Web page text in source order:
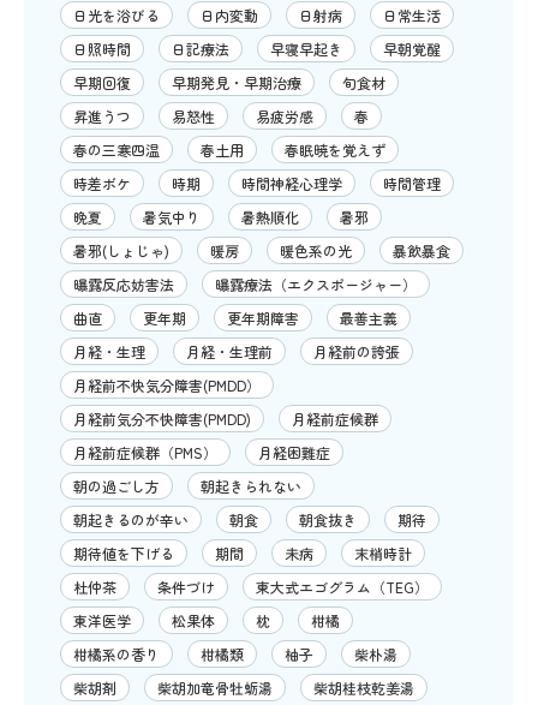
日光を浴びる
日内変動 日射病
日常生活
日照時間
日記療法 早寝早起き
早朝覚醒
早期回復
早期発見・早期治療
旬食材
昇進うつ
易怒性 易疲労感
春
春の三寒四温
春土用
春眠暁を覚えず
時差ボケ
時期 時間神経心理学
時間管理
晩夏
暑気中り 暑熱順化
暑邪
暑邪(しょじゃ)
暖房 暖色系の光
暴飲暴食
曝露反応妨害法
曝露療法（エクスポージャー）
曲直
更年期 更年期障害
最善主義
月経・生理
月経・生理前
月経前の誇張
月経前不快気分障害(PMDD）
月経前気分不快障害(PMDD)
月経前症候群
月経前症候群（PMS）
月経困難症
朝の過ごし方
朝起きられない
朝起きるのが辛い
朝食 朝食抜き
期待
期待値を下げる
期間 未病
末梢時計
杜仲茶
条件づけ
東大式エゴグラム（TEG）
東洋医学
松果体 枕
柑橘
柑橘系の香り
柑橘類 柚子
柴朴湯
柴胡剤
柴胡加竜骨牡蛎湯
柴胡桂枝乾姜湯